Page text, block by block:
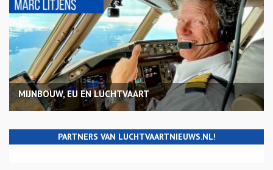
MIJNBOUW, EU EN LUCHTVAART
PARTNERS VAN LUCHTVAARTNIEUWS.NL!